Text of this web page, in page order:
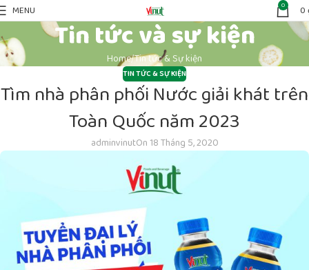
MENU 0 0
Tin tức và sự kiện
Home Tin tức & Sự kiện
TIN TỨC & SỰ KIỆN
Tìm nhà phân phối Nước giải khát trên
Toàn Quốc năm 2023
adminvinutOn 18 Tháng 5, 2020